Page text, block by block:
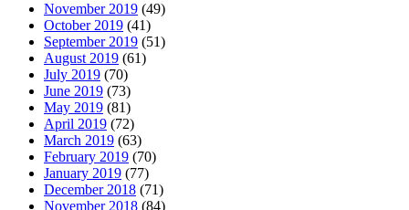
November 2019 (49)
October 2019 (41)
September 2019 (51)
August 2019 (61)
July 2019 (70)
June 2019 (73)
May 2019 (81)
April 2019 (72)
March 2019 (63)
February 2019 (70)
January 2019 (77)
December 2018 (71)
November 2018 (84)